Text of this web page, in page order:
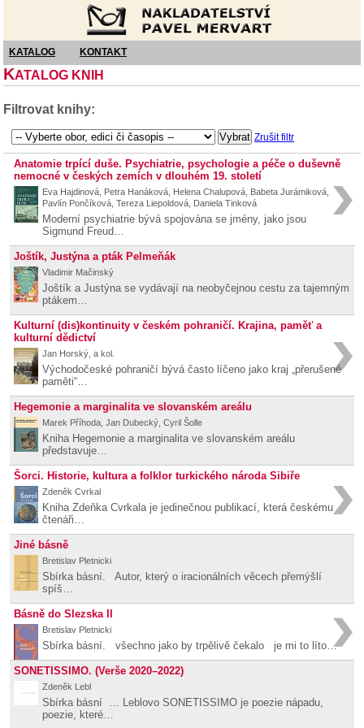
KATALOG KONTAKT
KATALOG KNIH
Filtrovat knihy:
Zrušit filtr
Anatomie trpící duše. Psychiatrie, psychologie a péče o duševně
nemocné v českých zemích v dlouhém 19. století
Eva Hajdinová, Petra Hanáková, Helena Chalupová, Babeta Jurámiková,
Pavlín Pončíková, Tereza Liepoldová, Daniela Tinková
Moderní psychiatrie bývá spojována se jmény, jako jsou
Sigmund Freud…
Joštík, Justýna a pták Pelmeňák
Vladimir Mačinský
Joštík a Justýna se vydávají na neobyčejnou cestu za tajemným
ptákem…
Kulturní (dis)kontinuity v českém pohraničí. Krajina, paměť a
kulturní dědictví
Jan Horský, a kol.
Východočeské pohraničí bývá často líčeno jako kraj „přerušené
paměti“…
Hegemonie a marginalita ve slovanském areálu
Marek Příhoda, Jan Dubecký, Cyril Šolle
Kniha Hegemonie a marginalita ve slovanském areálu
představuje…
Šorci. Historie, kultura a folklor turkického národa Sibiře
Zdeněk Cvrkal
Kniha Zdeňka Cvrkala je jedinečnou publikací, která českému
čtenáři…
Jiné básně
Bretislav Pletnicki
Sbírka básní. Autor, který o iracionálních věcech přemýšlí
spíš…
Básně do Slezska II
Bretislav Pletnicki
Sbírka básní. všechno jako by trpělivě čekalo je mi to líto…
SONETISSIMO. (Verše 2020–2022)
Zdeněk Lebl
Sbírka básní … Leblovo SONETISSIMO je poezie nápadu,
poezie, které…